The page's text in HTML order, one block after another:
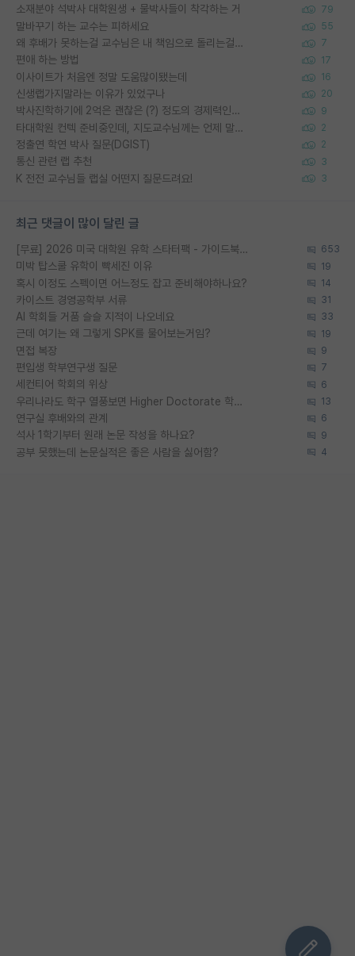
소재분야 석박사 대학원생 + 물박사들이 착각하는 거 79
말바꾸기 하는 교수는 피하세요 55
왜 후배가 못하는걸 교수님은 내 책임으로 돌리는걸까요? 7
편애 하는 방법 17
이사이트가 처음엔 정말 도움많이됐는데 16
신생랩가지말라는 이유가 있었구나 20
박사진학하기에 2억은 괜찮은 (?) 정도의 경제력인가요 9
타대학원 컨텍 준비중인데, 지도교수님께는 언제 말씀드려야 할까요? 2
정출연 학연 박사 질문(DGIST) 2
통신 관련 랩 추천 3
K 전전 교수님들 랩실 어떤지 질문드려요! 3
최근 댓글이 많이 달린 글
[무료] 2026 미국 대학원 유학 스타터팩 - 가이드북 & 합격자 컨택메일 템플릿 653
미박 탑스쿨 유학이 빡세진 이유 19
혹시 이정도 스펙이면 어느정도 잡고 준비해야하나요? 14
카이스트 경영공학부 서류 31
AI 학회들 거품 슬슬 지적이 나오네요 33
근데 여기는 왜 그렇게 SPK를 물어보는거임? 19
면접 복장 9
편입생 학부연구생 질문 7
세컨티어 학회의 위상 6
우리나라도 학구 열풍보면 Higher Doctorate 학위가 필요하다고 봅니다. 13
연구실 후배와의 관계 6
석사 1학기부터 원래 논문 작성을 하나요? 9
공부 못했는데 논문실적은 좋은 사람을 싫어함? 4